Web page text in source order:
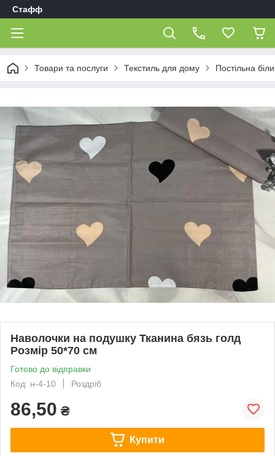
Стафф
Товари та послуги Текстиль для дому Постільна
Наволочки на подушку Тканина бязь голд
Розмір 50*70 см
Готово до відправки
Код: н-4-10
Роздріб
86,50 ₴
Купити